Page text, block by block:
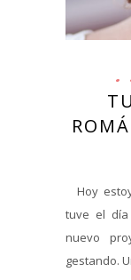
Hoy
tuve el
nuevo
gestando.